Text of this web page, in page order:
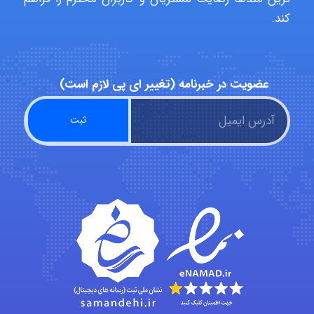
vali
fahimeh sheibani
HaddadiMahsa
Niloofar
کند.
عضویت در خبرنامه (تغییر ای پی لازم است)